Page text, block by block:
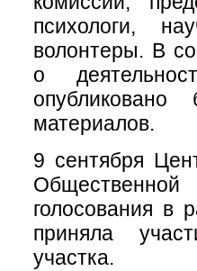
психологи,
волонтеры. В
о
материалов.
9 сентября
голосования в
приняла
участка.